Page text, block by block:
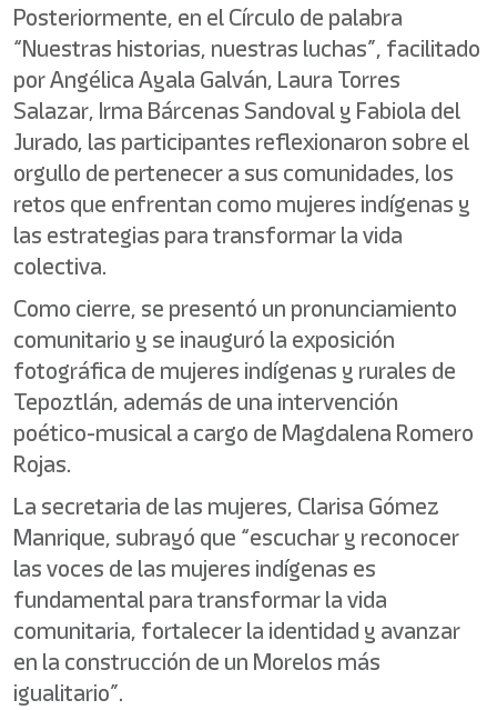
Posteriormente, en el Círculo de palabra
“Nuestras historias, nuestras luchas”, facilitado
por Angélica Ayala Galván, Laura Torres
Salazar, Irma Bárcenas Sandoval y Fabiola del
Jurado, las participantes reflexionaron sobre el
orgullo de pertenecer a sus comunidades, los
retos que enfrentan como mujeres indígenas y
las estrategias para transformar la vida
colectiva.
Como cierre, se presentó un pronunciamiento
comunitario y se inauguró la exposición
fotográfica de mujeres indígenas y rurales de
Tepoztlán, además de una intervención
poético-musical a cargo de Magdalena Romero
Rojas.
La secretaria de las mujeres, Clarisa Gómez
Manrique, subrayó que “escuchar y reconocer
las voces de las mujeres indígenas es
fundamental para transformar la vida
comunitaria, fortalecer la identidad y avanzar
en la construcción de un Morelos más
igualitario”.